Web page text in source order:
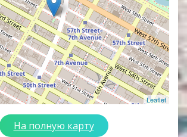
Leaflet
На полную карту